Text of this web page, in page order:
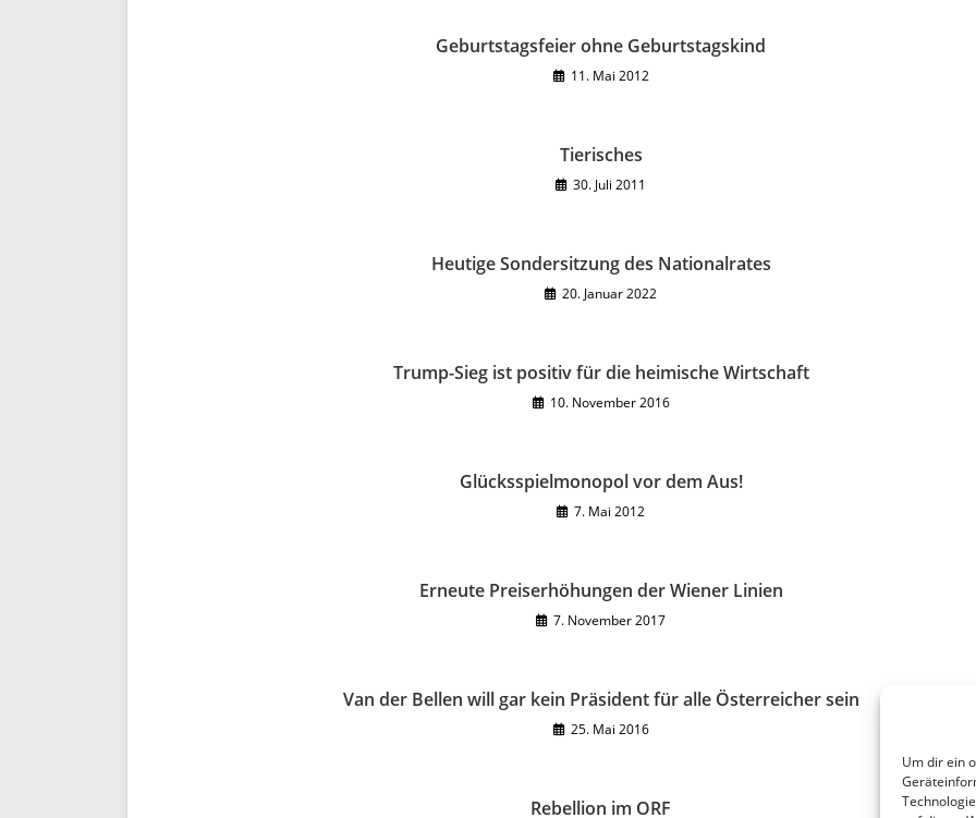
Um dir ein
Geburtstagsfeier ohne Geburtstagskind
11. Mai 2012
Tierisches
30. Juli 2011
Heutige Sondersitzung des Nationalrates
20. Januar 2022
Trump-Sieg ist positiv für die heimische Wirtschaft
10. November 2016
Glücksspielmonopol vor dem Aus!
7. Mai 2012
Erneute Preiserhöhungen der Wiener Linien
7. November 2017
Van der Bellen will gar kein Präsident für alle Österreicher sein
25. Mai 2016
Rebellion im ORF